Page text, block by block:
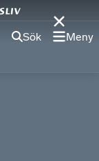
Sök Meny